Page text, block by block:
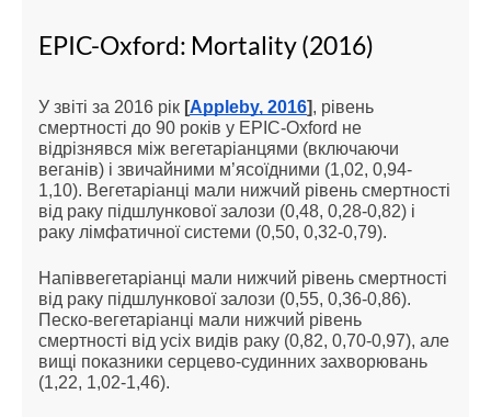
EPIC-Oxford: Mortality (2016)
У звіті за 2016 рік [Appleby, 2016], рівень
смертності до 90 років у EPIC-Oxford не
відрізнявся між вегетаріанцями (включаючи
веганів) і звичайними м’ясоїдними (1,02, 0,94-
1,10). Вегетаріанці мали нижчий рівень смертності
від раку підшлункової залози (0,48, 0,28-0,82) і
раку лімфатичної системи (0,50, 0,32-0,79).
Напіввегетаріанці мали нижчий рівень смертності
від раку підшлункової залози (0,55, 0,36-0,86).
Песко-вегетаріанці мали нижчий рівень
смертності від усіх видів раку (0,82, 0,70-0,97), але
вищі показники серцево-судинних захворювань
(1,22, 1,02-1,46).